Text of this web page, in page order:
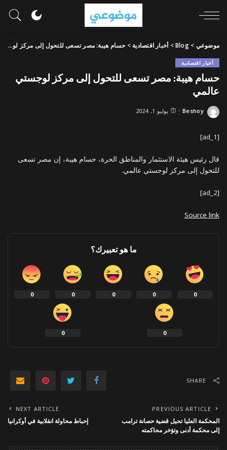
موضوعي >
Blog
> أخبار اقتصادية > حسام هيبة: مصر تسعى للتحول إلى مركز لوجستي عالمي
أخبار اقتصادية
حسام هيبة: مصر تسعى للتحول إلى مركز لوجستي
عالمي
Posted
Beshoy يوليو 1, 2024
[ad_1]
قال رئيس هيئة الاستثمار والمناطق الحرة، حسام هيبة، إن مصر تسعى
للتحول إلى مركز لوجستي عالمي.
[ad_2]
Source link
ما هو تعبيرك؟
0
0
0
0
0
0
0
SHARE
PREVIOUS ARTICLE
المحكمة العليا تحيل قضية حصانة ترامب
إلى محكمة أدنى وتؤخر محاكمته
NEXT ARTICLE
إحباط محاولة انقلابية في أوكرانيا